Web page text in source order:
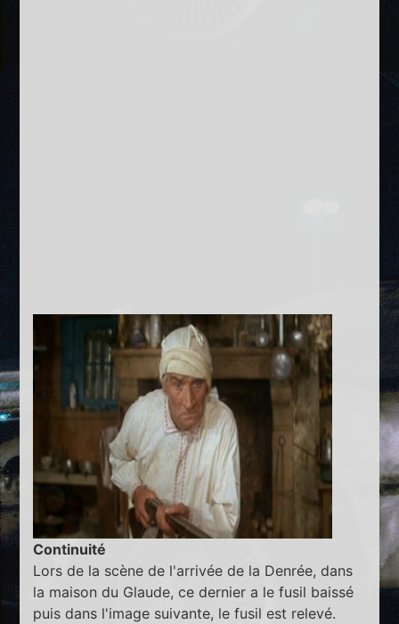
Continuité
Lors de la scène de l'arrivée de la Denrée, dans
la maison du Glaude, ce dernier a le fusil baissé
puis dans l'image suivante, le fusil est relevé.